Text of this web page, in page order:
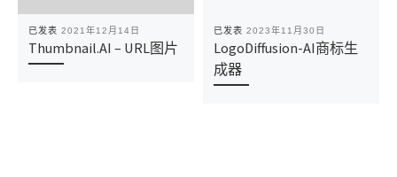
已发表 2021年12月14日
Thumbnail.AI – URL图片
已发表 2023年11月30日
LogoDiffusion-AI商标生
成器